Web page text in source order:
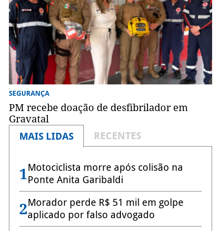
SEGURANÇA
PM recebe doação de desfibrilador em
Gravatal
MAIS LIDAS
RECENTES
1Motociclista morre após colisão na
Ponte Anita Garibaldi
2Morador perde R$ 51 mil em golpe
aplicado por falso advogado